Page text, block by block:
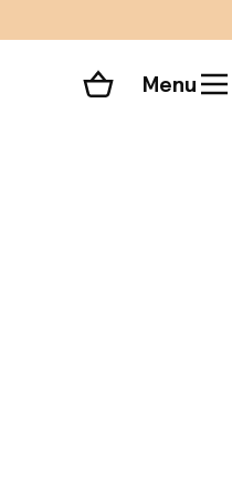
Winkelmand
Menu